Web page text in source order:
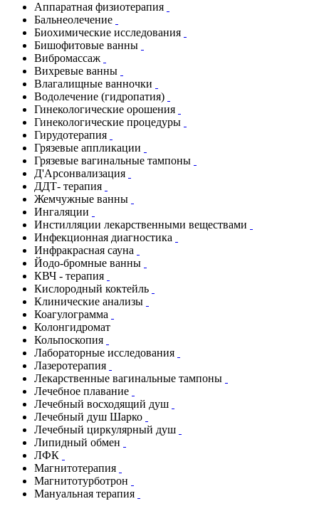
Аппаратная физиотерапия
Бальнеолечение
Биохимические исследования
Бишофитовые ванны
Вибромассаж
Вихревые ванны
Влагалищные ванночки
Водолечение (гидропатия)
Гинекологические орошения
Гинекологические процедуры
Гирудотерапия
Грязевые аппликации
Грязевые вагинальные тампоны
Д'Арсонвализация
ДДТ- терапия
Жемчужные ванны
Ингаляции
Инстилляции лекарственными веществами
Инфекционная диагностика
Инфракрасная сауна
Йодо-бромные ванны
КВЧ - терапия
Кислородный коктейль
Клинические анализы
Коагулограмма
Колонгидромат
Кольпоскопия
Лабораторные исследования
Лазеротерапия
Лекарственные вагинальные тампоны
Лечебное плавание
Лечебный восходящий душ
Лечебный душ Шарко
Лечебный циркулярный душ
Липидный обмен
ЛФК
Магнитотерапия
Магнитотурботрон
Мануальная терапия